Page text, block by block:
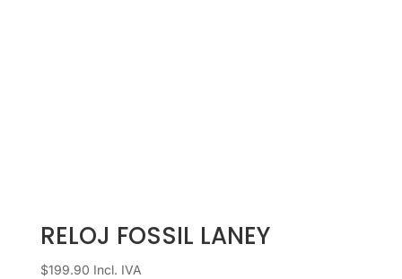
RELOJ FOSSIL LANEY
$199.90 Incl. IVA